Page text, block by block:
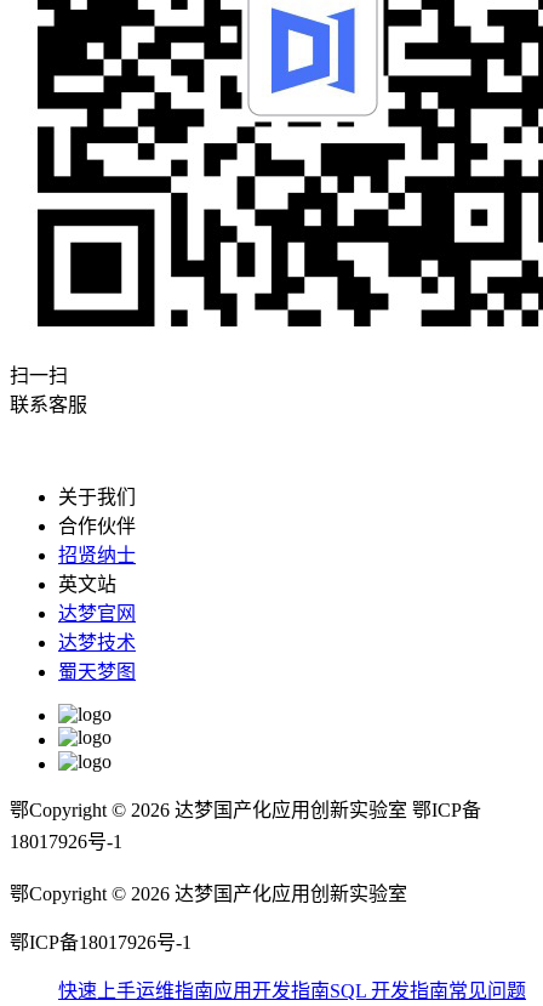
扫一扫
联系客服
关于我们
合作伙伴
招贤纳士
英文站
达梦官网
达梦技术
蜀天梦图
鄂Copyright © 2026 达梦国产化应用创新实验室 鄂ICP备
18017926号-1
鄂Copyright © 2026 达梦国产化应用创新实验室
鄂ICP备18017926号-1
快速上手运维指南应用开发指南SQL 开发指南常见问题